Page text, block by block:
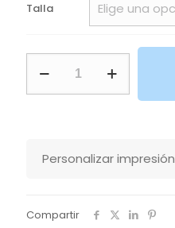
Talla
Mujer
Personalizar impresión
Compartir